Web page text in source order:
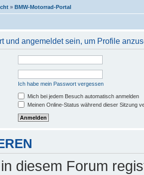
» BMW-Motorrad-Portal
und angemeldet sein, um Profile
Ich habe mein Passwort vergessen
Mich bei jedem Besuch automatisch anmelden
Meinen Online-Status während dieser Sitzung
diesem Forum